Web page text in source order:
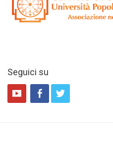
Seguici su